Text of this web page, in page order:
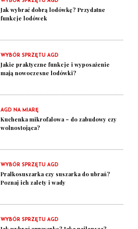
Jak wybrać dobrą lodówkę? Przydatne
funkcje lodówek
WYBÓR SPRZĘTU AGD
Jakie praktyczne funkcje i wyposażenie
mają nowoczesne lodówki?
AGD NA MIARĘ
Kuchenka mikrofalowa – do zabudowy czy
wolnostojąca?
WYBÓR SPRZĘTU AGD
Pralkosuszarka czy suszarka do ubrań?
Poznaj ich zalety i wady
WYBÓR SPRZĘTU AGD